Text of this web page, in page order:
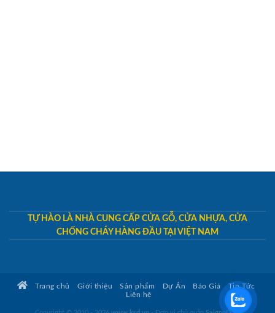
TỰ HÀO LÀ NHÀ CUNG CẤP CỬA GỖ, CỬA NHỰA, CỬA
CHỐNG CHÁY HÀNG ĐẦU TẠI VIỆT NAM
Trang chủ Giới thiệu Sản phẩm Dự Án Báo Giá
Tin Tức
Liên hệ